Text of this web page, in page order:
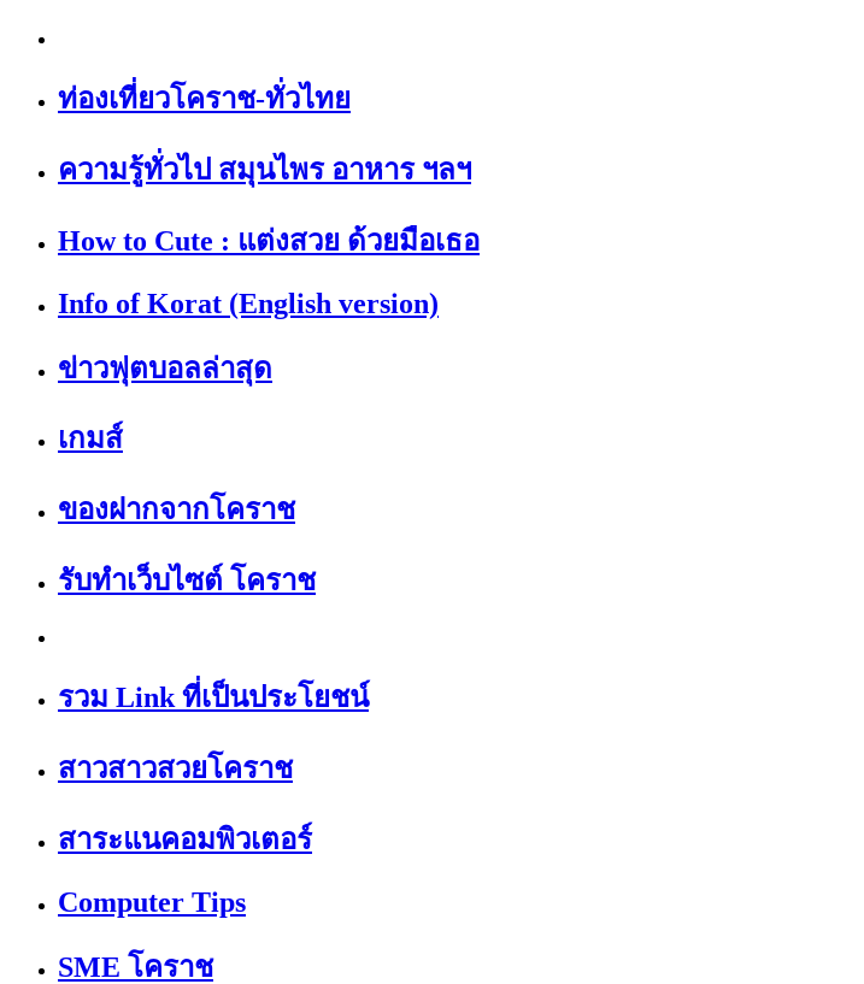
ท่องเที่ยวโคราช-ทั่วไทย
ความรู้ทั่วไป สมุนไพร อาหาร ฯลฯ
How to Cute : แต่งสวย ด้วยมือเธอ
Info of Korat (English version)
ข่าวฟุตบอลล่าสุด
เกมส์
ของฝากจากโคราช
รับทำเว็บไซต์ โคราช
รวม Link ที่เป็นประโยชน์
สาวสาวสวยโคราช
สาระแนคอมพิวเตอร์
Computer Tips
SME โคราช